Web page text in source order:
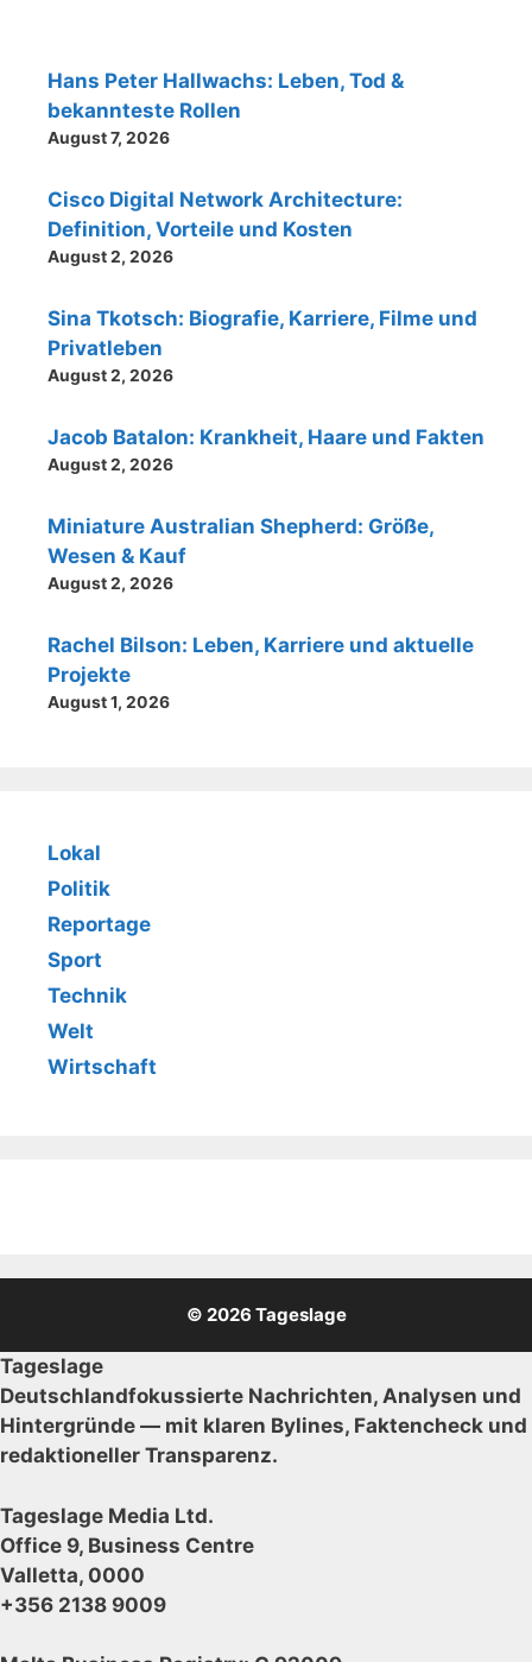
Hans Peter Hallwachs: Leben, Tod &
bekannteste Rollen
August 7, 2026
Cisco Digital Network Architecture:
Definition, Vorteile und Kosten
August 2, 2026
Sina Tkotsch: Biografie, Karriere, Filme und
Privatleben
August 2, 2026
Jacob Batalon: Krankheit, Haare und Fakten
August 2, 2026
Miniature Australian Shepherd: Größe,
Wesen & Kauf
August 2, 2026
Rachel Bilson: Leben, Karriere und aktuelle
Projekte
August 1, 2026
Lokal
Politik
Reportage
Sport
Technik
Welt
Wirtschaft
© 2026 Tageslage
Tageslage
Deutschlandfokussierte Nachrichten, Analysen und
Hintergründe — mit klaren Bylines, Faktencheck und
redaktioneller Transparenz.
Tageslage Media Ltd.
Office 9, Business Centre
Valletta, 0000
+356 2138 9009